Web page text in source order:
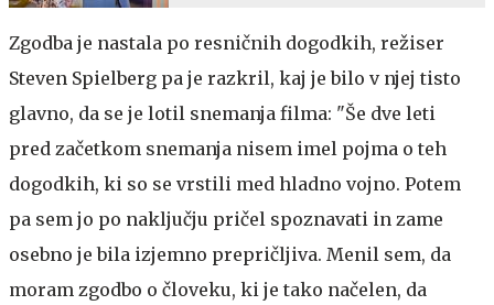
Zgodba je nastala po resničnih dogodkih, režiser
Steven Spielberg pa je razkril, kaj je bilo v njej tisto
glavno, da se je lotil snemanja filma: "Še dve leti
pred začetkom snemanja nisem imel pojma o teh
dogodkih, ki so se vrstili med hladno vojno. Potem
pa sem jo po naključju pričel spoznavati in zame
osebno je bila izjemno prepričljiva. Menil sem, da
moram zgodbo o človeku, ki je tako načelen, da